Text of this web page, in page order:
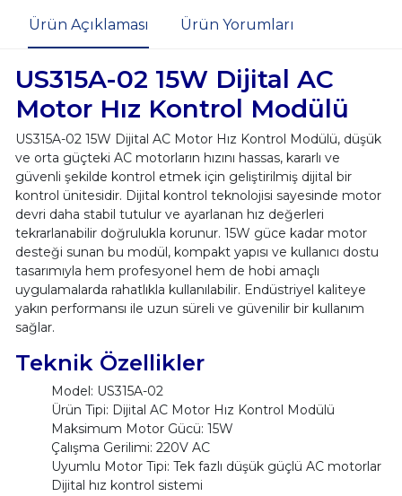
Ürün Açıklaması Ürün Yorumları
US315A-02 15W Dijital AC
Motor Hız Kontrol Modülü
US315A-02 15W Dijital AC Motor Hız Kontrol Modülü, düşük
ve orta güçteki AC motorların hızını hassas, kararlı ve
güvenli şekilde kontrol etmek için geliştirilmiş dijital bir
kontrol ünitesidir. Dijital kontrol teknolojisi sayesinde motor
devri daha stabil tutulur ve ayarlanan hız değerleri
tekrarlanabilir doğrulukla korunur. 15W güce kadar motor
desteği sunan bu modül, kompakt yapısı ve kullanıcı dostu
tasarımıyla hem profesyonel hem de hobi amaçlı
uygulamalarda rahatlıkla kullanılabilir. Endüstriyel kaliteye
yakın performansı ile uzun süreli ve güvenilir bir kullanım
sağlar.
Teknik Özellikler
Model: US315A-02
Ürün Tipi: Dijital AC Motor Hız Kontrol Modülü
Maksimum Motor Gücü: 15W
Çalışma Gerilimi: 220V AC
Uyumlu Motor Tipi: Tek fazlı düşük güçlü AC motorlar
Dijital hız kontrol sistemi